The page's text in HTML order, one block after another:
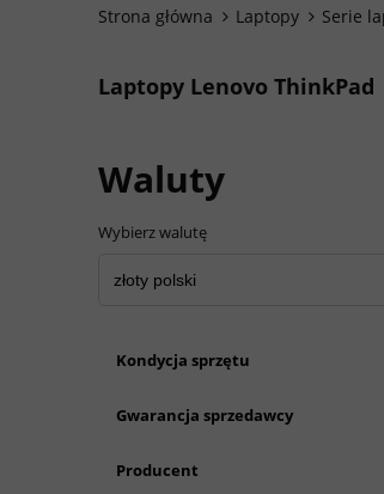
Strona główna Laptopy Serie
Laptopy Lenovo ThinkPad
Waluty
Wybierz walutę
Kondycja sprzętu
Gwarancja sprzedawcy
Producent